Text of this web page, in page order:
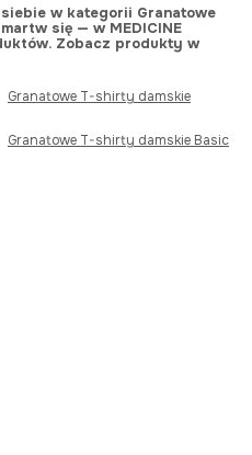
w kategorii Granatowe
się — w MEDICINE
Zobacz produkty w
Granatowe T-shirty damskie
Granatowe T-shirty damskie Basic